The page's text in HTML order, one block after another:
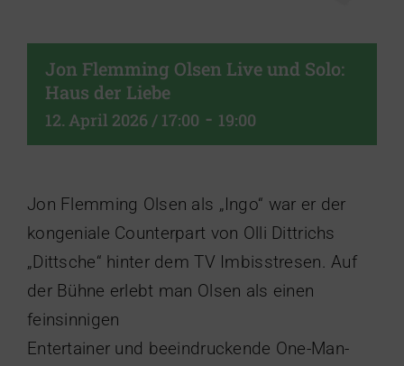
Jon Flemming Olsen Live und Solo:
Haus der Liebe
12. April 2026 / 17:00 - 19:00
Jon Flemming Olsen als „Ingo“ war er der
kongeniale Counterpart von Olli Dittrichs
„Dittsche“ hinter dem TV Imbisstresen. Auf
der Bühne erlebt man Olsen als einen
feinsinnigen
Entertainer und beeindruckende One-Man-